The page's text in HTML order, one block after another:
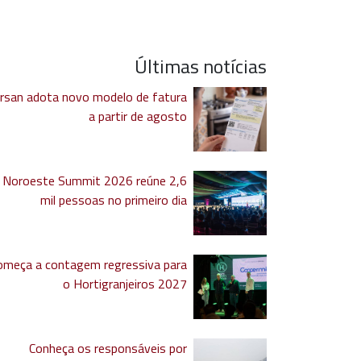
Últimas notícias
adota novo modelo de fatura
a partir de agosto
Noroeste Summit 2026 reúne 2,6
mil pessoas no primeiro dia
a contagem regressiva para
o Hortigranjeiros 2027
Conheça os responsáveis por